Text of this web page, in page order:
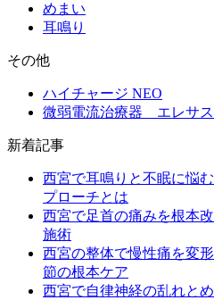
めまい
耳鳴り
その他
ハイチャージ NEO
微弱電流治療器 エレサ
新着記事
西宮で耳鳴りと不眠に悩
プローチとは
西宮で足首の痛みを根本
施術
西宮の整体で慢性痛を変
節の根本ケア
西宮で自律神経の乱れと